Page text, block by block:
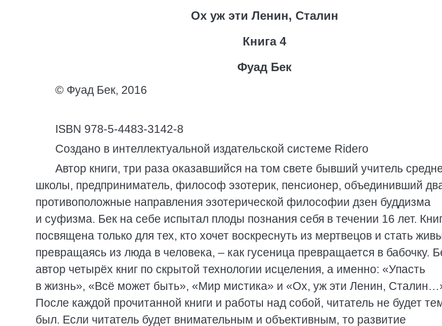
Ох уж эти Ленин, Сталин
Книга 4
Фуад Бек
© Фуад Бек, 2016
ISBN 978-5-4483-3142-8
Создано в интеллектуальной издательской системе Ridero
Автор книги, три раза оказавшийся на том свете бывший учитель
школы, предприниматель, философ эзотерик, пенсионер, объединивший
противоположные направления эзотерической философии дзен буддизма
и суфизма. Бек на себе испытал плоды познания себя в течении 16 лет.
посвящена только для тех, кто хочет воскреснуть из мертвецов и стать
превращаясь из люда в человека, – как гусеница превращается в бабочку.
автор четырёх книг по скрытой технологии исцеления, а именно: «Упасть
в жизнь», «Всё может быть», «Мир мистика» и «Ох, уж эти Ленин,
После каждой прочитанной книги и работы над собой, читатель не будет
был. Если читатель будет внимательным и объективным, то развитие